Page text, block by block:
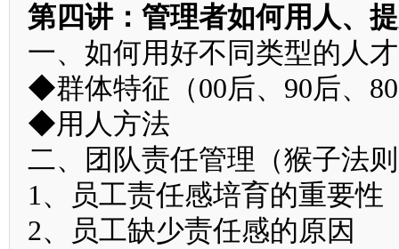
第四讲：管理者如何用人、
一、如何用好不同类型的人
◆群体特征（00后、90后、
◆用人方法
二、团队责任管理（猴子法
1、员工责任感培育的重要性
2、员工缺少责任感的原因